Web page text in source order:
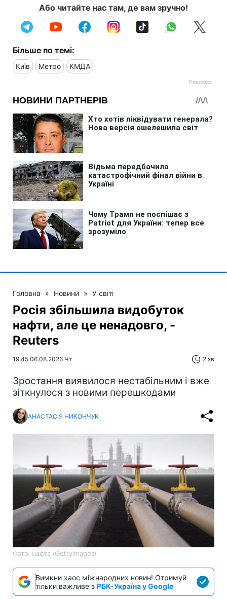
Або читайте нас там, де вам зручно!
Більше по темі:
Київ Метро КМДА
Головна » Новини » У світі
Росія збільшила видобуток
нафти, але це ненадовго, -
Reuters
19:45 06.08.2026 Чт 2 хв
Зростання виявилося нестабільним і вже
зіткнулося з новими перешкодами
АНАСТАСІЯ НИКОНЧУК
Фото: нафта (GettyImages)
Вимкни хаос міжнародних новин! Отримуй
тільки важливе з РБК-Україна у Google